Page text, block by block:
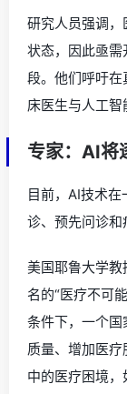
研究人员强调
状态，因此亟
段。他们呼吁
床医生与人工智
专家：AI将
目前，AI技术
诊、预先问诊和
美国耶鲁大学
名的“医疗不可
条件下，一个
质量、增加医
中的医疗困境，